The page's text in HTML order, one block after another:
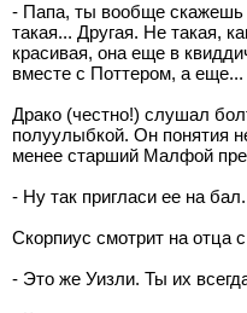
- Папа, ты вообще скажешь
такая... Другая. Не такая,
красивая, она еще в
вместе с Поттером, а еще...
Драко (честно!) слушал
полуулыбкой. Он понятия
менее старший Малфой
- Ну так пригласи ее на бал.
Скорпиус смотрит на отца
- Это же Уизли. Ты их